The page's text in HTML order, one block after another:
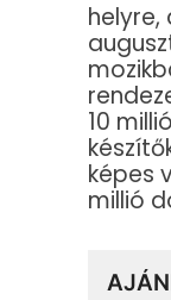
helyre,
10
képes
millió